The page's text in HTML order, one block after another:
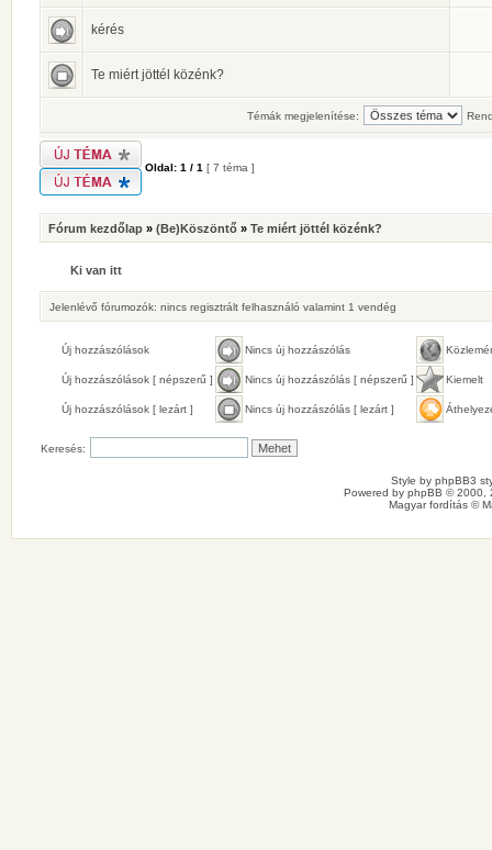
kérés
Te miért jöttél közénk?
Témák megjelenítése:
Oldal: 1 / 1 [ 7 téma ]
Fórum kezdőlap » (Be)Köszöntő » Te miért jöttél közénk?
Ki van itt
Jelenlévő fórumozók: nincs regisztrált felhasználó valamint 1 vendég
Új hozzászólások Nincs új hozzászólás
Új hozzászólások [ népszerű ] Nincs új hozzászólás [ népszerű ] Kiemelt
Új hozzászólások [ lezárt ] Nincs új hozzászólás [ lezárt ]
Keresés:
Style by phpBB3
Powered by phpBB © 2000,
Magyar fordítás ©